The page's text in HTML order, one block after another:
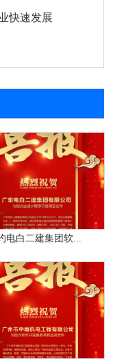
快速发展
电白二建集团软...